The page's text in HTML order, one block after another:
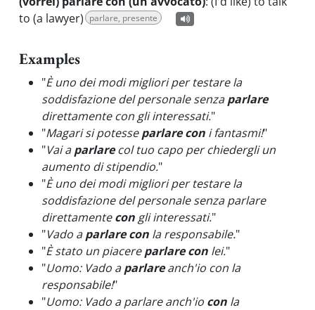
to (a lawyer) parlare, presente
Examples
"È uno dei modi migliori per testare la
soddisfazione del personale senzaparlare
direttamente con gli interessati."
"Magari si potesseparlare con i fantasmi!"
"Vai aparlarecol tuo capo per chiedergli un
aumento di stipendio."
"È uno dei modi migliori per testare la
soddisfazione del personale senza parlare
direttamentecon gli interessati."
"Vado aparlare con la responsabile."
"È stato un piacereparlare con lei."
"Uomo: Vado aparlareanch'io con la
responsabile!"
"Uomo: Vado a parlare anch'io con la